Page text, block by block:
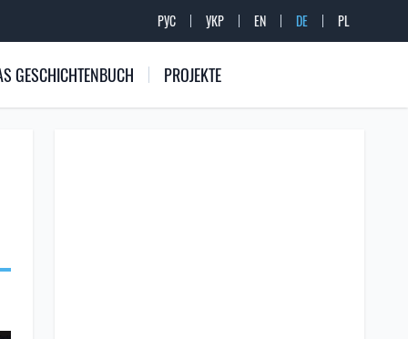
РУС УКР EN DE PL
GESCHICHTENBUCH PROJEKTE